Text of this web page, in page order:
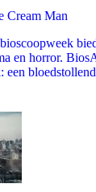
Cream Man
en horror.
een